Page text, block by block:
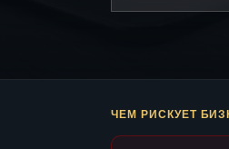
ЧЕМ РИСКУЕТ